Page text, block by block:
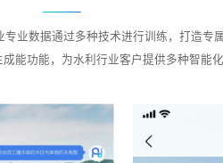
业数据通过多种技术进行训练，打造专
能功能，为水利行业客户提供多种智能